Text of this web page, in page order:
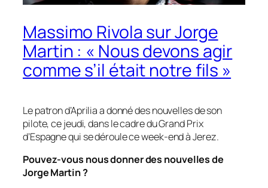
Massimo Rivola sur Jorge
Martin : « Nous devons agir
comme s’il était notre fils »
Le patron d’Aprilia a donné des nouvelles de son
pilote, ce jeudi, dans le cadre du Grand Prix
d’Espagne qui se déroule ce week-end à Jerez.
Pouvez-vous nous donner des nouvelles de
Jorge Martin ?